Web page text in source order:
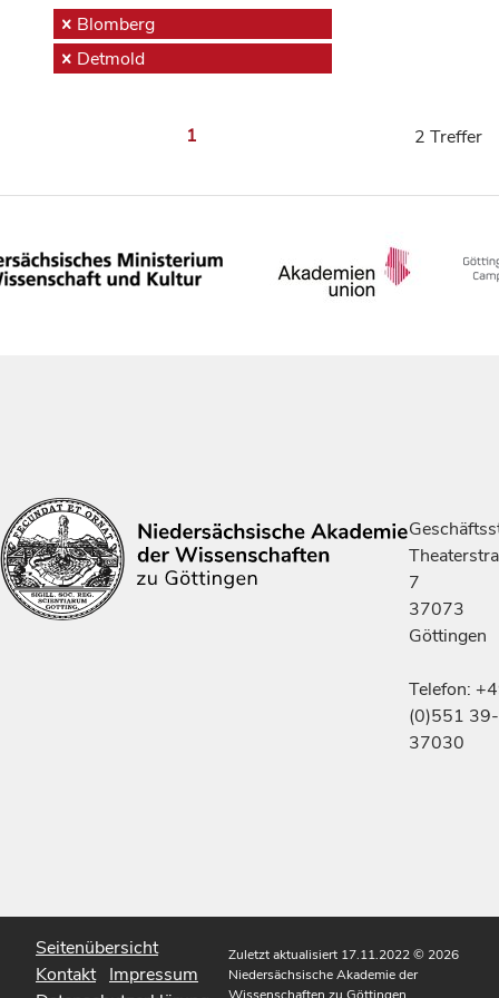
Blomberg
Detmold
1 2 Treffer
7
37073
Göttingen
Telefon:
(0)551 39-
37030
Seitenübersicht
Kontakt Impressum
Zuletzt aktualisiert 17.11.2022© 2026
Niedersächsische Akademie der